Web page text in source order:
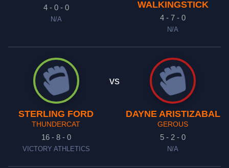
4 - 0 - 0
N/A
WALKINGSTICK
4 - 7 - 0
N/A
STERLING FORD
THUNDERCAT
16 - 8 - 0
VICTORY ATHLETICS
vs
DAYNE ARISTIZABAL
GEROUS
5 - 2 - 0
N/A